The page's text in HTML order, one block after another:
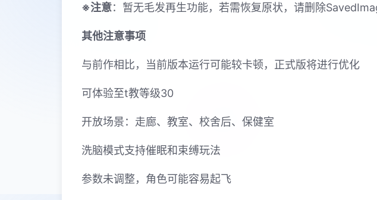
※注意：暂无毛发再生功能，若需恢复原状，请删除
其他注意事项
与前作相比，当前版本运行可能较卡顿，正式版将进行优化
可体验至t教等级30
开放场景：走廊、教室、校舍后、保健室
洗脑模式支持催眠和束缚玩法
参数未调整，角色可能容易起飞